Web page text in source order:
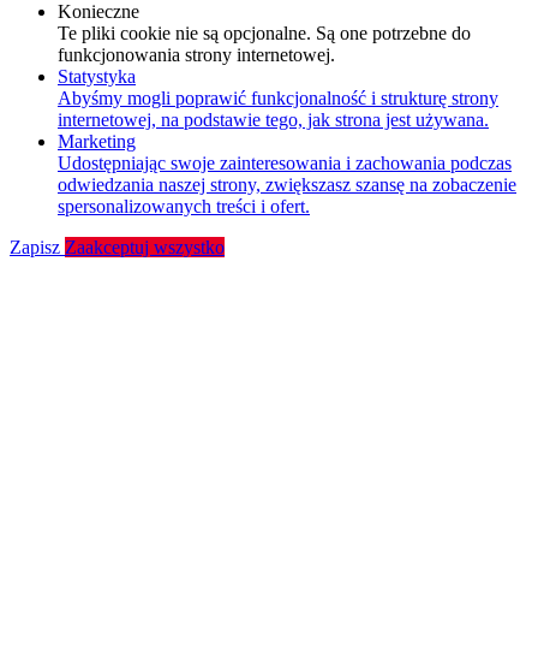
Konieczne
Te pliki cookie nie są opcjonalne. Są one potrzebne do
funkcjonowania strony internetowej.
Statystyka
Abyśmy mogli poprawić funkcjonalność i strukturę strony
internetowej, na podstawie tego, jak strona jest używana.
Marketing
Udostępniając swoje zainteresowania i zachowania podczas
odwiedzania naszej strony, zwiększasz szansę na zobaczenie
spersonalizowanych treści i ofert.
Zapisz Zaakceptuj wszystko